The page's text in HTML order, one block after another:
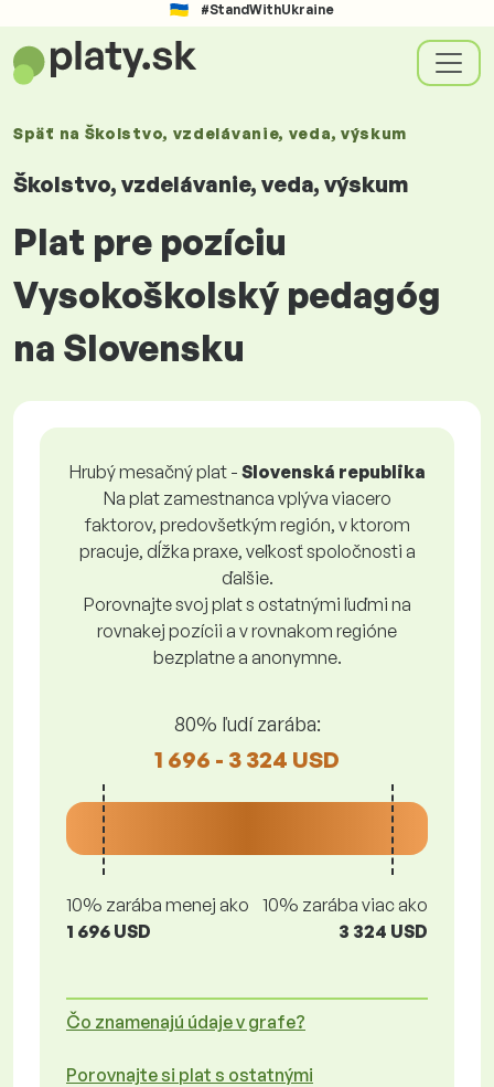
#StandWithUkraine
Späť na Školstvo, vzdelávanie, veda, výskum
Školstvo, vzdelávanie, veda, výskum
Plat pre pozíciu
Vysokoškolský pedagóg
na Slovensku
Hrubý mesačný plat - Slovenská republika
Na plat zamestnanca vplýva viacero
faktorov, predovšetkým región, v ktorom
pracuje, dĺžka praxe, veľkosť spoločnosti a
ďalšie.
Porovnajte svoj plat s ostatnými ľuďmi na
rovnakej pozícii a v rovnakom regióne
bezplatne a anonymne.
80% ľudí zarába:
1 696 - 3 324 USD
10% zarába menej ako
1 696 USD
10% zarába viac ako
3 324 USD
Čo znamenajú údaje v grafe?
Porovnajte si plat s ostatnými